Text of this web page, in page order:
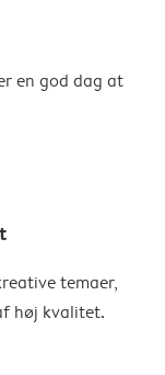
en god dag at
temaer,
høj kvalitet.